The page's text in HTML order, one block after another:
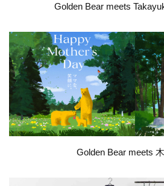
Golden Bear meets
Golden Bear meets